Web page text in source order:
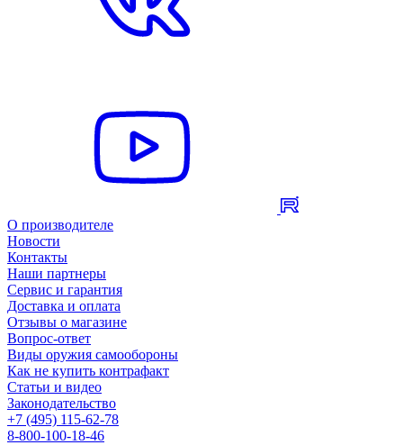
О производителе
Новости
Контакты
Наши партнеры
Сервис и гарантия
Доставка и оплата
Отзывы о магазине
Вопрос-ответ
Виды оружия самообороны
Как не купить контрафакт
Статьи и видео
Законодательство
+7 (495) 115-62-78
8-800-100-18-46